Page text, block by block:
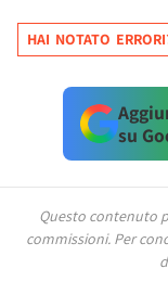
HAI NOTATO
su
Questo contenuto
commissioni. Per